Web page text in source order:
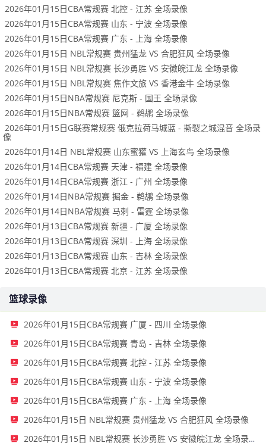
2026年01月15日CBA常规赛 北控 - 江苏 全场录像
2026年01月15日CBA常规赛 山东 - 宁波 全场录像
2026年01月15日CBA常规赛 广东 - 上海 全场录像
2026年01月15日 NBL常规赛 贵州猛龙 VS 合肥狂风 全场录像
2026年01月15日 NBL常规赛 长沙勇胜 VS 安徽皖江龙 全场录像
2026年01月15日 NBL常规赛 焦作文旅 VS 香港金牛 全场录像
2026年01月15日NBA常规赛 尼克斯 - 国王 全场录像
2026年01月15日NBA常规赛 篮网 - 鹈鹕 全场录像
2026年01月15日G联赛常规赛 俄克拉荷马城蓝 - 撕裂之城混音 全场录
像
2026年01月14日 NBL常规赛 山东蜜獾 VS 上海玄鸟 全场录像
2026年01月14日CBA常规赛 天津 - 福建 全场录像
2026年01月14日CBA常规赛 浙江 - 广州 全场录像
2026年01月14日NBA常规赛 掘金 - 鹈鹕 全场录像
2026年01月14日NBA常规赛 马刺 - 雷霆 全场录像
2026年01月13日CBA常规赛 新疆 - 广厦 全场录像
2026年01月13日CBA常规赛 深圳 - 上海 全场录像
2026年01月13日CBA常规赛 山东 - 吉林 全场录像
2026年01月13日CBA常规赛 北京 - 江苏 全场录像
篮球录像
2026年01月15日CBA常规赛 广厦 - 四川 全场录像
2026年01月15日CBA常规赛 青岛 - 吉林 全场录像
2026年01月15日CBA常规赛 北控 - 江苏 全场录像
2026年01月15日CBA常规赛 山东 - 宁波 全场录像
2026年01月15日CBA常规赛 广东 - 上海 全场录像
2026年01月15日 NBL常规赛 贵州猛龙 VS 合肥狂风 全场录像
2026年01月15日 NBL常规赛 长沙勇胜 VS 安徽皖江龙 全场录像